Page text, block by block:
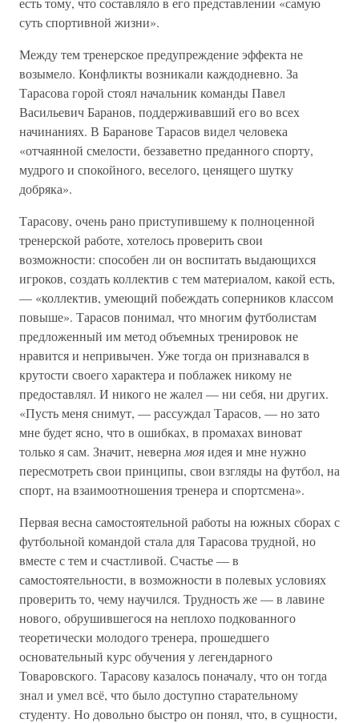
суть спортивной жизни».
Между тем тренерское предупреждение эффекта не
возымело. Конфликты возникали каждодневно. За
Тарасова горой стоял начальник команды Павел
Васильевич Баранов, поддерживавший его во всех
начинаниях. В Баранове Тарасов видел человека
«отчаянной смелости, беззаветно преданного спорту,
мудрого и спокойного, веселого, ценящего шутку
добряка».
Тарасову, очень рано приступившему к полноценной
тренерской работе, хотелось проверить свои
возможности: способен ли он воспитать выдающихся
игроков, создать коллектив с тем материалом, какой есть,
— «коллектив, умеющий побеждать соперников классом
повыше». Тарасов понимал, что многим футболистам
предложенный им метод объемных тренировок не
нравится и непривычен. Уже тогда он признавался в
крутости своего характера и поблажек никому не
предоставлял. И никого не жалел — ни себя, ни других.
«Пусть меня снимут, — рассуждал Тарасов, — но зато
мне будет ясно, что в ошибках, в промахах виноват
только я сам. Значит, неверна мояидея и мне нужно
пересмотреть свои принципы, свои взгляды на футбол, на
спорт, на взаимоотношения тренера и спортсмена».
Первая весна самостоятельной работы на южных сборах с
футбольной командой стала для Тарасова трудной, но
вместе с тем и счастливой. Счастье — в
самостоятельности, в возможности в полевых условиях
проверить то, чему научился. Трудность же — в лавине
нового, обрушившегося на неплохо подкованного
теоретически молодого тренера, прошедшего
основательный курс обучения у легендарного
Товаровского. Тарасову казалось поначалу, что он тогда
знал и умел всё, что было доступно старательному
студенту. Но довольно быстро он понял, что, в сущности,